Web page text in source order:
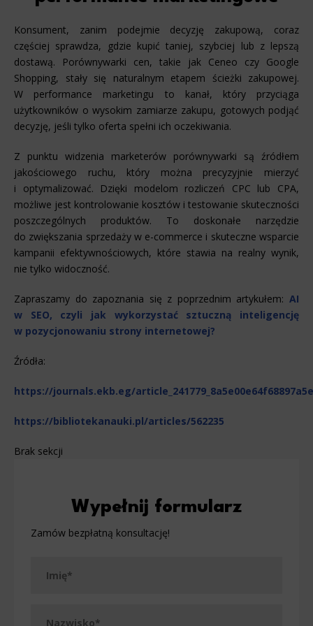
Wypełnij formularz
Zamów bezpłatną konsultację!
Konsument, zanim podejmie decyzję zakupową, coraz
częściej sprawdza, gdzie kupić taniej, szybciej lub z lepszą
dostawą. Porównywarki cen, takie jak Ceneo czy Google
Shopping, stały się naturalnym etapem ścieżki zakupowej.
W performance marketingu to kanał, który przyciąga
użytkowników o wysokim zamiarze zakupu, gotowych podjąć
decyzję, jeśli tylko oferta spełni ich oczekiwania.
Z punktu widzenia marketerów porównywarki są źródłem
jakościowego ruchu, który można precyzyjnie mierzyć
i optymalizować. Dzięki modelom rozliczeń CPC lub CPA,
możliwe jest kontrolowanie kosztów i testowanie skuteczności
poszczególnych produktów. To doskonałe narzędzie
do zwiększania sprzedaży w e-commerce i skuteczne wsparcie
kampanii efektywnościowych, które stawia na realny wynik,
nie tylko widoczność.
Zapraszamy do zapoznania się z poprzednim artykułem: AI
w SEO, czyli jak wykorzystać sztuczną inteligencję
w pozycjonowaniu strony internetowej?
Źródła:
https://journals.ekb.eg/
https://bibliotekanauki.pl/articles/562235
Brak sekcji